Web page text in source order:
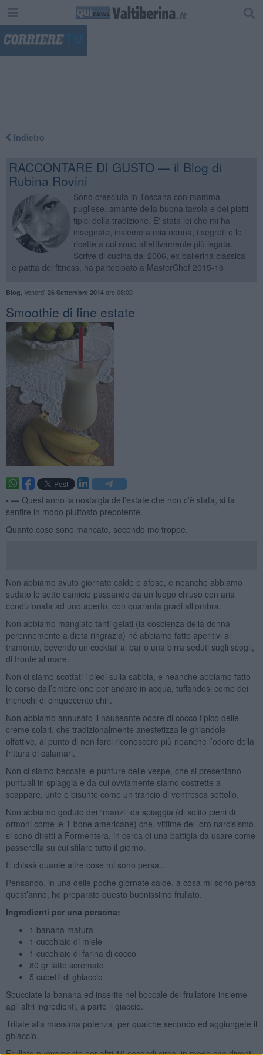
Indietro
RACCONTARE DI GUSTO — il Blog di
Rubina Rovini
Sono cresciuta in Toscana con mamma
pugliese, amante della buona tavola e dei piatti
tipici della tradizione. E' stata lei che mi ha
insegnato, insieme a mia nonna, i segreti e le
ricette a cui sono affettivamente più legata.
Scrive di cucina dal 2006, ex ballerina classica
e patita del fitness, ha partecipato a MasterChef 2015-16
Blog Venerdì 26 Settembre 2014ore 08:00
Smoothie di fine estate
- — Quest’anno la nostalgia dell’estate che non c’è stata, si fa
sentire in modo piuttosto prepotente.
Quante cose sono mancate, secondo me troppe.
Non abbiamo avuto giornate calde e afose, e neanche abbiamo
sudato le sette camicie passando da un luogo chiuso con aria
condizionata ad uno aperto, con quaranta gradi all’ombra.
Non abbiamo mangiato tanti gelati (la coscienza della donna
perennemente a dieta ringrazia) né abbiamo fatto aperitivi al
tramonto, bevendo un cocktail al bar o una birra seduti sugli scogli,
di fronte al mare.
Non ci siamo scottati i piedi sulla sabbia, e neanche abbiamo fatto
le corse dall’ombrellone per andare in acqua, tuffandosi come dei
trichechi di cinquecento chili.
Non abbiamo annusato il nauseante odore di cocco tipico delle
creme solari, che tradizionalmente anestetizza le ghiandole
olfattive, al punto di non farci riconoscere più neanche l’odore della
frittura di calamari.
Non ci siamo beccate le punture delle vespe, che si presentano
puntuali in spiaggia e da cui ovviamente siamo costrette a
scappare, unte e bisunte come un trancio di ventresca sottolio.
Non abbiamo goduto dei “manzi” da spiaggia (di solito pieni di
ormoni come le T-bone americane) che, vittime del loro narcisismo,
si sono diretti a Formentera, in cerca di una battigia da usare come
passerella su cui sfilare tutto il giorno.
E chissà quante altre cose mi sono persa…
Pensando, in una delle poche giornate calde, a cosa mi sono persa
quest’anno, ho preparato questo buonissimo frullato.
Ingredienti per una persona:
1 banana matura
1 cucchiaio di miele
1 cucchiaio di farina di cocco
80 gr latte scremato
5 cubetti di ghiaccio
Sbucciate la banana ed inserite nel boccale del frullatore insieme
agli altri ingredienti, a parte il giaccio.
Tritate alla massima potenza, per qualche secondo ed aggiungete il
ghiaccio.